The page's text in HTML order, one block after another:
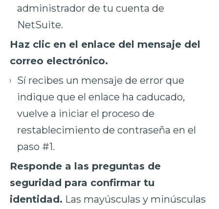
administrador de tu cuenta de
NetSuite.
Haz clic en el enlace del mensaje del
correo electrónico.
Sí recibes un mensaje de error que
indique que el enlace ha caducado,
vuelve a iniciar el proceso de
restablecimiento de contraseña en el
paso #1.
Responde a las preguntas de
seguridad para confirmar tu
identidad. Las mayúsculas y minúsculas